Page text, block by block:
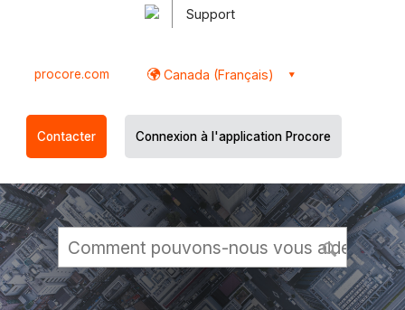
Support
procore.com Canada (Français)
Contacter Connexion à l'application Procore